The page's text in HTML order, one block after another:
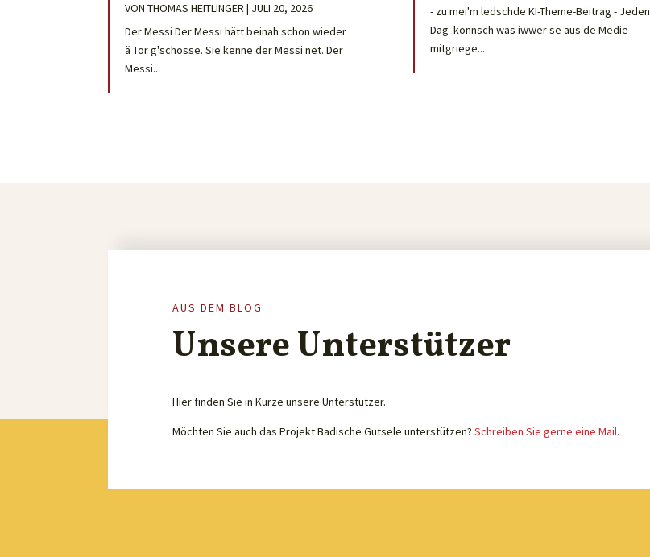
VONTHOMAS HEITLINGER | JULI 20, 2026
Der Messi Der Messi hätt beinah schon wieder
ä Tor g'schosse. Sie kenne der Messi net. Der
Messi...
- zu mei'm ledschde KI-Theme-Beitrag - Jeden
Dag konnsch was iwwer se aus de Medie
mitgriege...
AUS DEM BLOG
Unsere Unterstützer
Hier finden Sie in Kürze unsere Unterstützer.
Möchten Sie auch das Projekt Badische Gutsele unterstützen?Schreiben Sie gerne eine Mail.